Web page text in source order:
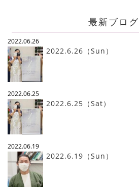
最新ブログ
2022.06.26
2022.6.26（Sun）
2022.06.25
2022.6.25（Sat）
2022.06.19
2022.6.19（Sun）